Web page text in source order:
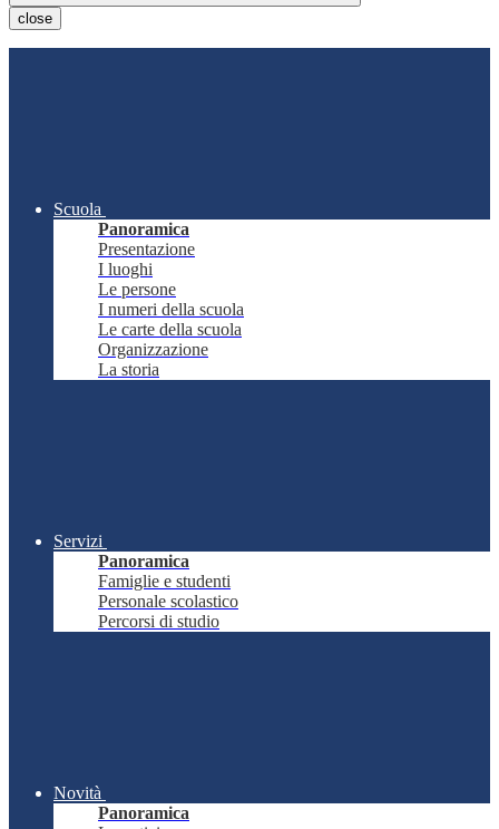
close
Scuola
Panoramica
Presentazione
I luoghi
Le persone
I numeri della scuola
Le carte della scuola
Organizzazione
La storia
Servizi
Panoramica
Famiglie e studenti
Personale scolastico
Percorsi di studio
Novità
Panoramica